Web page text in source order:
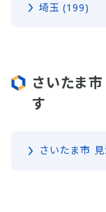
埼玉 (199)
さいたま
す
さいたま市